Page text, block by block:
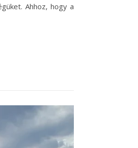
Ahhoz, hogy a